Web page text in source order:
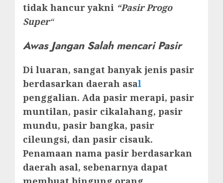
tidak hancur yakni “Pasir Progo
Super“
Awas Jangan Salah mencari Pasir
Di luaran, sangat banyak jenis pasir
berdasarkan daerah asal
penggalian. Ada pasir merapi, pasir
muntilan, pasir cikalahang, pasir
mundu, pasir bangka, pasir
cileungsi, dan pasir cisauk.
Penamaan nama pasir berdasarkan
daerah asal, sebenarnya dapat